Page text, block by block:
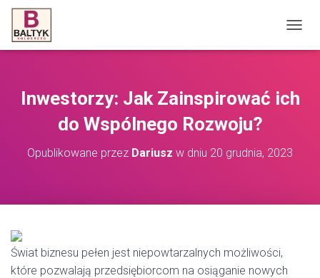
R
Ą
Inwestorzy: Jak Zainspirować ich
do Wspólnego Rozwoju?
Opublikowane przez Dariusz w dniu 20 grudnia, 2023
Świat biznesu pełen jest niepowtarzalnych możliwości,
które pozwalają przedsiębiorcom na osiąganie nowych